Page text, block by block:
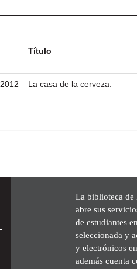
Título
2012 La casa de la cerveza.
La biblioteca de
abre sus
de estudiantes
seleccionada y
y electrónicos
además cuenta